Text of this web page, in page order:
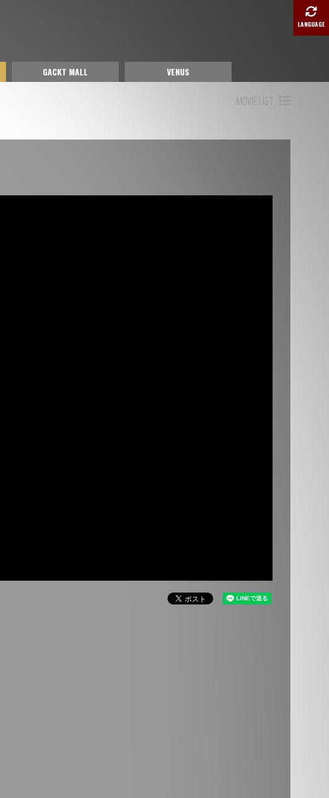
LANGUAGE
GACKT MALL VENUS
MOVIE LIST